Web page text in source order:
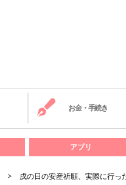
お金・手続き
アプリ
戌の日の安産祈願、実際に行っ